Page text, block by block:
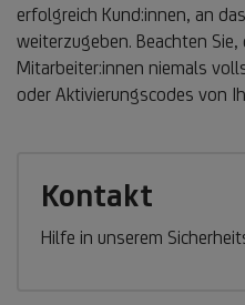
erfolgreich Kund:innen, an
weiterzugeben. Beachten Sie,
Mitarbeiter:innen niemals
oder Aktivierungscodes von
Kontakt
Hilfe in unserem